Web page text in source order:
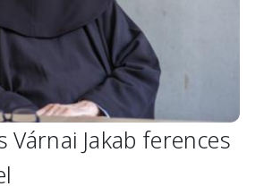
Várnai Jakab ferences